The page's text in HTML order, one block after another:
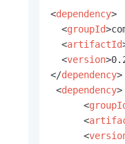
<dependency>
<groupId>
<artifactId
<version>
</dependency>
<dependency>
<
<
<